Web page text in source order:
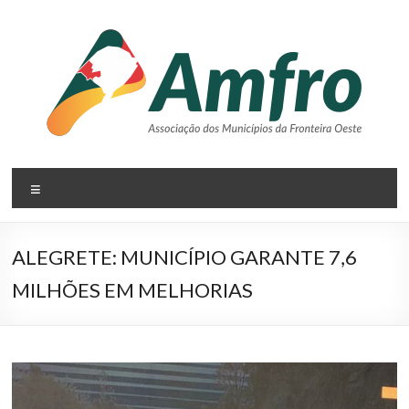
AMFRO
–
Associação
dos
Fronteira
ALEGRETE: MUNICÍPIO GARANTE 7,6
MILHÕES EM MELHORIAS